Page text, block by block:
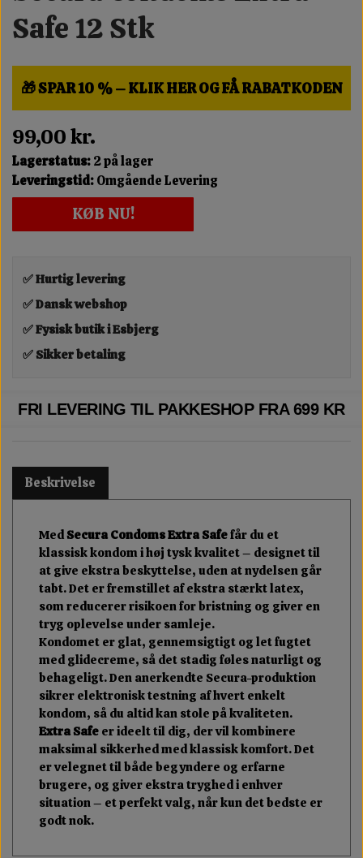
Safe 12 Stk
🎁 SPAR 10 % – KLIK HER OG FÅ RABATKODEN
99,00 kr.
Lagerstatus:2 på lager
Leveringstid:Omgående Levering
KØB NU!
✅ Hurtig levering
✅ Dansk webshop
✅ Fysisk butik i Esbjerg
✅ Sikker betaling
FRI LEVERING TIL PAKKESHOP FRA 699 KR
Beskrivelse
MedSecura Condoms Extra Safefår du et
klassisk kondom i høj tysk kvalitet – designet til
at give ekstra beskyttelse, uden at nydelsen går
tabt. Det er fremstillet af ekstra stærkt latex,
som reducerer risikoen for bristning og giver en
tryg oplevelse under samleje.
Kondomet er glat, gennemsigtigt og let fugtet
med glidecreme, så det stadig føles naturligt og
behageligt. Den anerkendte Secura-produktion
sikrer elektronisk testning af hvert enkelt
kondom, så du altid kan stole på kvaliteten.
Extra Safe er ideelt til dig, der vil kombinere
maksimal sikkerhed med klassisk komfort. Det
er velegnet til både begyndere og erfarne
brugere, og giver ekstra tryghed i enhver
situation – et perfekt valg, når kun det bedste er
godt nok.